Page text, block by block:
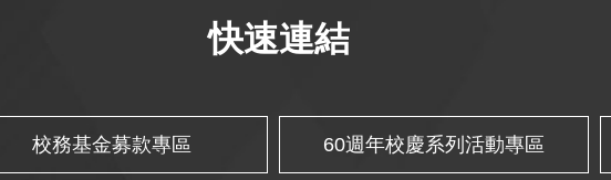
快速連結
校務基金募款專區 60週年校慶系列活動專區